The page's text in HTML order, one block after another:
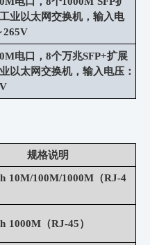
业以太网交换机，输入电
265V
电口，8个万兆SFP+扩展
以太网交换机，输入电压：
规格说明
10M/100M/1000M（RJ-4
1000M（RJ-45）